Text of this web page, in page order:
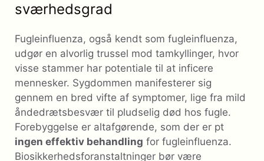
sværhedsgrad
Fugleinfluenza, også kendt som fugleinfluenza,
udgør en alvorlig trussel mod tamkyllinger, hvor
visse stammer har potentiale til at inficere
mennesker. Sygdommen manifesterer sig
gennem en bred vifte af symptomer, lige fra mild
åndedrætsbesvær til pludselig død hos fugle.
Forebyggelse er altafgørende, som der er pt
ingen effektiv behandling for fugleinfluenza.
Biosikkerhedsforanstaltninger bør være